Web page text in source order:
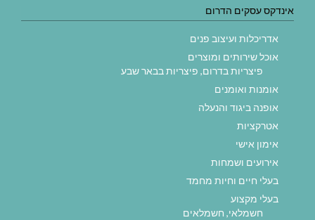
אינדקס עסקים הדרום
אדריכלות ועיצוב פנים
אוכל שירותים ומוצרים
פיצריות בדרום, פיצריות בבאר שבע
אומנות ואומנים
אופנה ביגוד והנעלה
אטרקציות
אימון אישי
אירועים ושמחות
בעלי חיים וחיות מחמד
בעלי מקצוע
חשמלאי, חשמלאים